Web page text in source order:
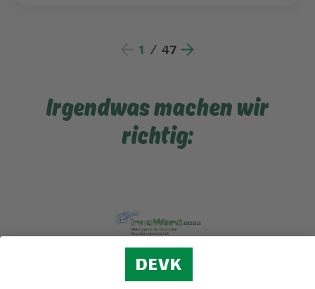
1 / 47
Irgendwas machen wir
richtig: